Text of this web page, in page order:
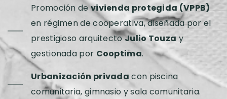
Promoción devivienda protegida (VPPB)
en régimen de cooperativa, diseñada por el
prestigioso arquitectoJulio Touza y
gestionada por Cooptima.
Urbanización privada con piscina
comunitaria, gimnasio y sala comunitaria.